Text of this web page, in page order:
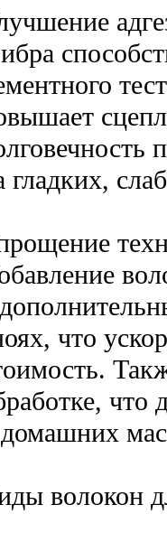
гладких,
что
что
волокон